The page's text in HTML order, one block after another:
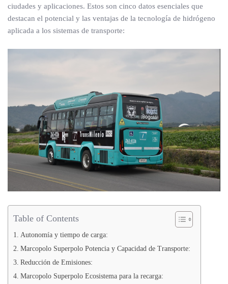
ciudades y aplicaciones. Estos son cinco datos esenciales que
destacan el potencial y las ventajas de la tecnología de hidrógeno
aplicada a los sistemas de transporte:
Table of Contents
Autonomía y tiempo de carga:
Marcopolo Superpolo Potencia y Capacidad de Transporte:
Reducción de Emisiones:
Marcopolo Superpolo Ecosistema para la recarga: